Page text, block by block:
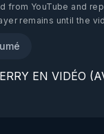
from YouTube and
remains until the
EN VIDÉO